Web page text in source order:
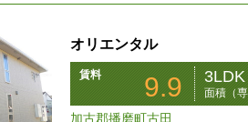
オリエンタル
賃料 9.9 3LDK
面積（
加古郡播磨町古田